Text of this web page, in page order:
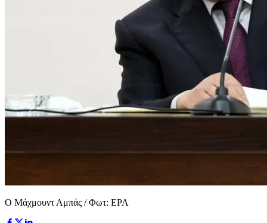
Ο Μάχμουντ Αμπάς / Φωτ: EPA